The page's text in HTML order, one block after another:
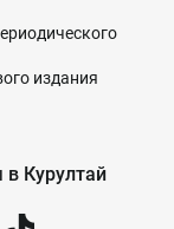
издания
Курултай